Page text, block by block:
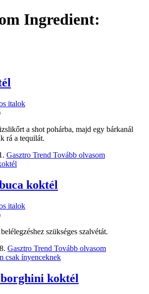
Ingredient:
italok
a shot pohárba, majd egy bárkanál
rá a tequilát.
Gasztro Trend Tovább olvasom
koktél
italok
szükséges szalvétát.
Gasztro Trend Tovább olvasom
koktél